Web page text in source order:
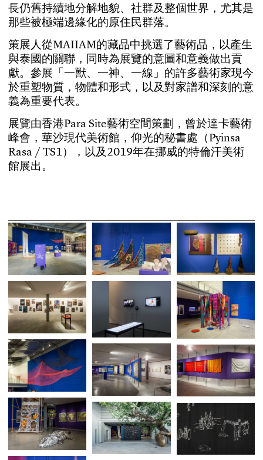
長仍舊持續地分解地貌、 社群及整個世界 ， 尤其是
那些被極端邊緣化的原住民群落。
策展人從MAIIAM的藏品中挑選了藝術品 ， 以產生
與泰國的關聯 ， 同時為展覽的意圖和意義做出貢
獻。 參展 「一獸、 一神、 一線 」 的許多藝術家現今
於重塑物質 ， 物體和形式 ， 以及對家譜和深刻的意
義為重要代表。
展覽由香港Para Site藝術空間策劃 ， 曾於達卡藝術
峰會 ， 華沙現代美術館 ， 仰光的秘書處 （Pyinsa
Rasa / TS1） ， 以及2019年在挪威的特倫汗美術
館展出 。